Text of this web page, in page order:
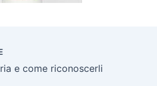
e come riconoscerli